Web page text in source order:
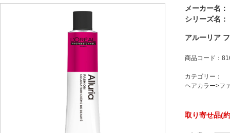
メーカー名
シリーズ名
アルーリア
商品コード：
カテゴリー：
ヘアカラー>フ
取り寄せ品(